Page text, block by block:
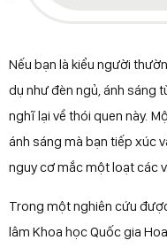
Nếu bạn là kiểu người
dụ như đèn ngủ, ánh sáng
nghĩ lại về thói quen này.
ánh sáng mà bạn tiếp xúc
nguy cơ mắc một loạt các
Trong một nghiên cứu
lâm Khoa học Quốc gia